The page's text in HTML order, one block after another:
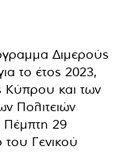
Διμερούς
το έτος 2023,
Κύπρου και των
Πολιτειών
29
του Γενικού